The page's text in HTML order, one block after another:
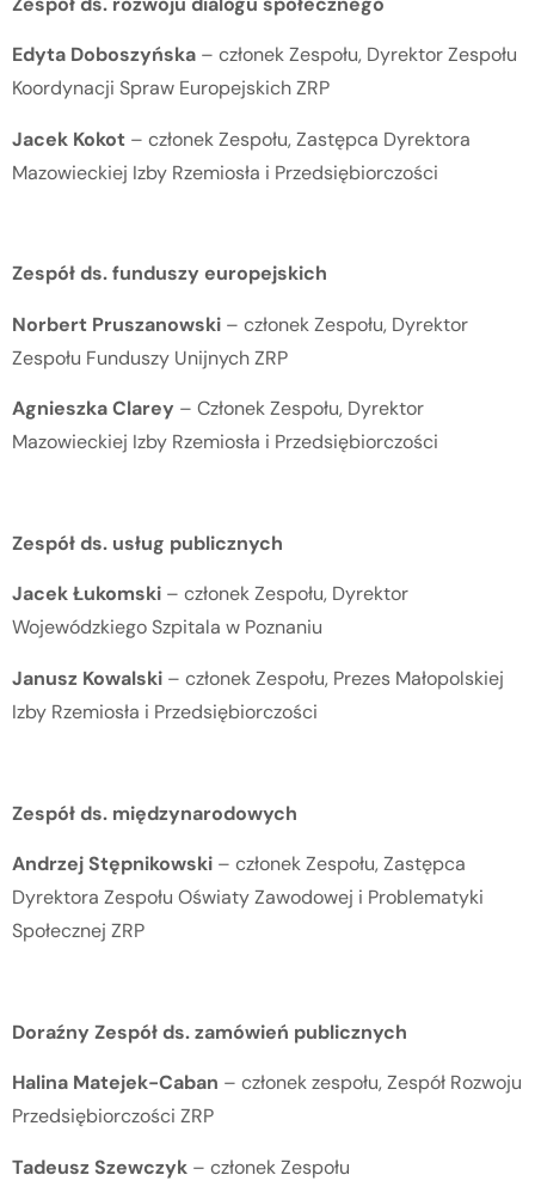
Edyta Doboszyńska – członek Zespołu, Dyrektor Zespołu
Koordynacji Spraw Europejskich ZRP
Jacek Kokot – członek Zespołu, Zastępca Dyrektora
Mazowieckiej Izby Rzemiosła i Przedsiębiorczości
Zespół ds. funduszy europejskich
Norbert Pruszanowski – członek Zespołu, Dyrektor
Zespołu Funduszy Unijnych ZRP
Agnieszka Clarey – Członek Zespołu, Dyrektor
Mazowieckiej Izby Rzemiosła i Przedsiębiorczości
Zespół ds. usług publicznych
Jacek Łukomski – członek Zespołu, Dyrektor
Wojewódzkiego Szpitala w Poznaniu
Janusz Kowalski – członek Zespołu, Prezes Małopolskiej
Izby Rzemiosła i Przedsiębiorczości
Zespół ds. międzynarodowych
Andrzej Stępnikowski – członek Zespołu, Zastępca
Dyrektora Zespołu Oświaty Zawodowej i Problematyki
Społecznej ZRP
Doraźny Zespół ds. zamówień publicznych
Halina Matejek-Caban – członek zespołu, Zespół Rozwoju
Przedsiębiorczości ZRP
Tadeusz Szewczyk – członek Zespołu